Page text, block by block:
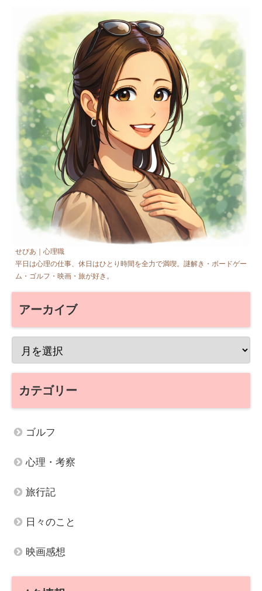
せぴあ｜心理職
平日は心理の仕事、休日はひとり時間を全力で満喫。謎解き・ボードゲー
ム・ゴルフ・映画・旅が好き。
アーカイブ
カテゴリー
ゴルフ
心理・考察
旅行記
日々のこと
映画感想